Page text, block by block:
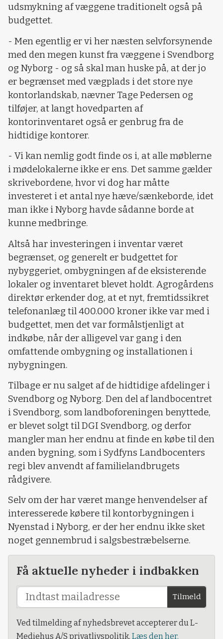
udsmykning af væggene traditionelt også på
budgettet.
- Men egentlig er vi her næsten selvforsynende
med den megen kunst fra væggene i Svendborg
og Nyborg - og så skal man huske på, at der jo
er begrænset med vægplads i det store nye
kontorlandskab, nævner Tage Pedersen og
tilføjer, at langt hovedparten af
kontorinventaret også er genbrug fra de
hidtidige kontorer.
- Vi kan nemlig godt finde os i, at alle møblerne
i mødelokalerne ikke er ens. Det samme gælder
skrivebordene, hvor vi dog har måtte
investeret i et antal nye hæve/sænkeborde, idet
man ikke i Nyborg havde sådanne borde at
kunne medbringe.
Altså har investeringen i inventar været
begrænset, og generelt er budgettet for
nybyggeriet, ombygningen af de eksisterende
lokaler og inventaret blevet holdt. Agrogårdens
direktør erkender dog, at et nyt, fremtidssikret
telefonanlæg til 400.000 kroner ikke var med i
budgettet, men det var formålstjenligt at
indkøbe, når der alligevel var gang i den
omfattende ombygning og installationen i
nybygningen.
Tilbage er nu salget af de hidtidige afdelinger i
Svendborg og Nyborg. Den del af landbocentret
i Svendborg, som landboforeningen benyttede,
er blevet solgt til DGI Svendborg, og derfor
mangler man her endnu at finde en købe til den
anden bygning, som i Sydfyns Landbocenters
regi blev anvendt af familielandbrugets
rådgivere.
Selv om der har været mange henvendelser af
interesserede købere til kontorbygningen i
Nyenstad i Nyborg, er der her endnu ikke sket
noget gennembrud i salgsbestræbelserne.
Få aktuelle nyheder i indbakken
Tilmeld
Ved tilmelding af nyhedsbrevet accepterer du L-
Mediehus A/S privatlivspolitik. Læs den her.